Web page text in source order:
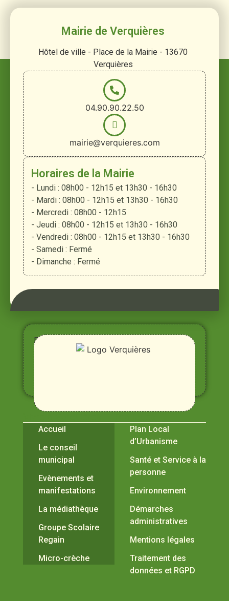
Mairie de Verquières
Hôtel de ville - Place de la Mairie - 13670
Verquières
04.90.90.22.50
mairie@verquieres.com
Horaires de la Mairie
- Lundi : 08h00 - 12h15 et 13h30 - 16h30
- Mardi : 08h00 - 12h15 et 13h30 - 16h30
- Mercredi : 08h00 - 12h15
- Jeudi : 08h00 - 12h15 et 13h30 - 16h30
- Vendredi : 08h00 - 12h15 et 13h30 - 16h30
- Samedi : Fermé
- Dimanche : Fermé
Entre
Rhône,
Alpilles
et
Durance
Accueil
Le conseil
municipal
Evènements et
manifestations
La médiathèque
Groupe Scolaire
Regain
Micro-crèche
Plan Local
d’Urbanisme
Santé et Service à la
personne
Environnement
Démarches
administratives
Mentions légales
Traitement des
données et RGPD